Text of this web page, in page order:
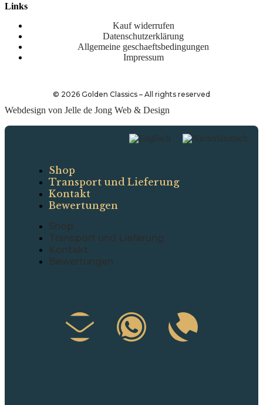
Links
Kauf widerrufen
Datenschutzerklärung
Allgemeine geschaeftsbedingungen
Impressum
© 2026 Golden Classics – All rights reserved
Webdesign von Jelle de Jong Web & Design
Shop
Transport und Lieferung
Kontakt
Bewertungen
Shop
Transport und Lieferung
Kontakt
Bewertungen